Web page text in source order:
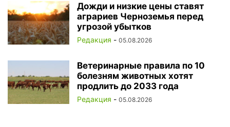
Дожди и низкие цены ставят
аграриев Черноземья перед
угрозой убытков
Редакция - 05.08.2026
Ветеринарные правила по 10
болезням животных хотят
продлить до 2033 года
Редакция - 05.08.2026